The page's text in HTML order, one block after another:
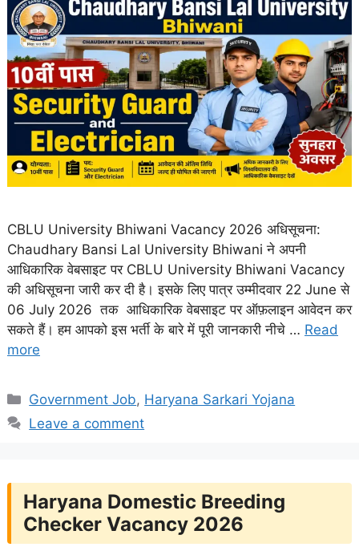
CBLU University Bhiwani Vacancy 2026 अधिसूचना:
Chaudhary Bansi Lal University Bhiwani ने अपनी
आधिकारिक वेबसाइट पर CBLU University Bhiwani Vacancy
की अधिसूचना जारी कर दी है। इसके लिए पात्र उम्मीदवार 22 June से
06 July 2026 तक आधिकारिक वेबसाइट पर ऑफ़लाइन आवेदन कर
सकते हैं। हम आपको इस भर्ती के बारे में पूरी जानकारी नीचे … Read
more
Categories
Government Job, Haryana Sarkari Yojana
Leave a comment
Haryana Domestic Breeding
Checker Vacancy 2026